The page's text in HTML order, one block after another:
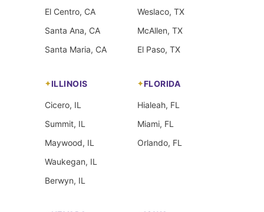
El Centro, CA
Santa Ana, CA
Santa Maria, CA
Weslaco, TX
McAllen, TX
El Paso, TX
ILLINOIS
Cicero, IL
Summit, IL
Maywood, IL
Waukegan, IL
Berwyn, IL
FLORIDA
Hialeah, FL
Miami, FL
Orlando, FL